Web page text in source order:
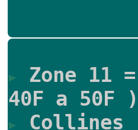
Zone 11
40F a 50F )
Collines